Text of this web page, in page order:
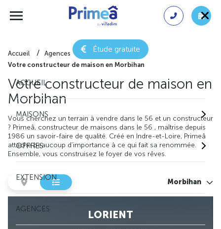
Étude gratuite
ACCUEIL
MAISONS
OFFRES
EXTENSION
AGENCES
Accueil
Agences
Votre constructeur de maison en Morbihan
Votre constructeur de maison en
Morbihan
Vous cherchez un terrain à vendre dans le 56 et un constructeur
? Primeâ, constructeur de maisons dans le 56 , maîtrise depuis
1986 un savoir-faire de qualité. Créé en Indre-et-Loire, Primeâ
attache beaucoup d’importance à ce qui fait sa renommée.
Ensemble, vous construisez le foyer de vos rêves.
Morbihan
LORIENT